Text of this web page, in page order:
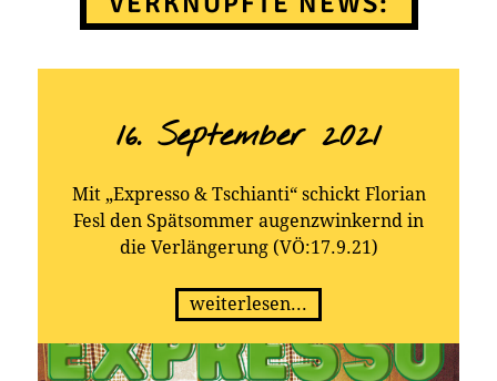
16. September 2021
Mit „Expresso & Tschianti“ schickt Florian
Fesl den Spätsommer augenzwinkernd in
die Verlängerung (VÖ:17.9.21)
weiterlesen...